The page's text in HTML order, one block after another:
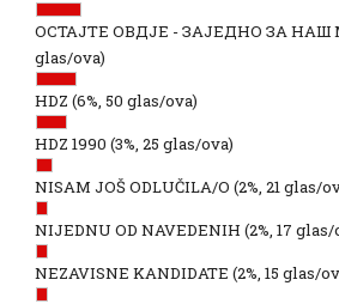
ОСТАЈТЕ ОВДЈЕ - ЗАЈЕДНО ЗА НАШ
glas/ova)
HDZ (6%, 50 glas/ova)
HDZ 1990 (3%, 25 glas/ova)
NISAM JOŠ ODLUČILA/O (2%, 21 glas/
NIJEDNU OD NAVEDENIH (2%, 17 glas/
NEZAVISNE KANDIDATE (2%, 15 glas/